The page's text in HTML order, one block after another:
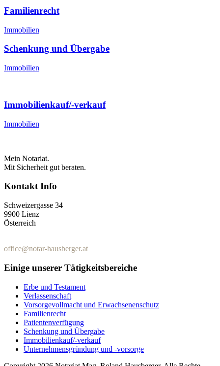
Familienrecht
Immobilien
Schenkung und Übergabe
Immobilien
Immobilienkauf/-verkauf
Immobilien
Mein Notariat.
Mit Sicherheit gut beraten.
Kontakt Info
Schweizergasse 34
9900 Lienz
Österreich
office@notar-hausberger.at
Einige unserer Tätigkeitsbereiche
Erbe und Testament
Verlassenschaft
Vorsorgevollmacht und Erwachsenenschutz
Familienrecht
Patientenverfügung
Schenkung und Übergabe
Immobilienkauf/-verkauf
Unternehmensgründung und -vorsorge